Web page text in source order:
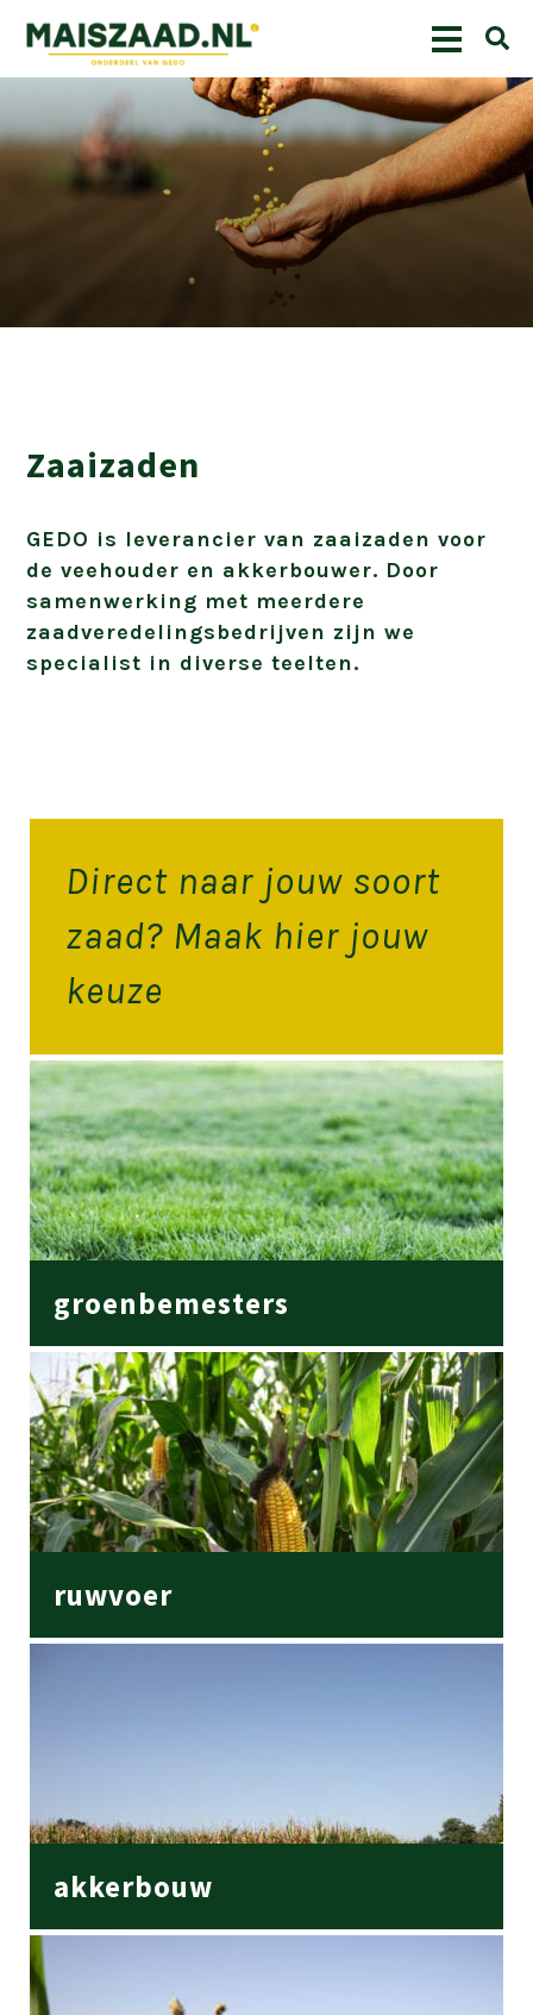
Zaaizaden
Zaaizaden
GEDO is leverancier van zaaizaden voor
de veehouder en akkerbouwer. Door
samenwerking met meerdere
zaadveredelingsbedrijven zijn we
specialist in diverse teelten.
groenbemesters
ruwvoer
akkerbouw
Direct naar jouw soort
zaad? Maak hier jouw
keuze